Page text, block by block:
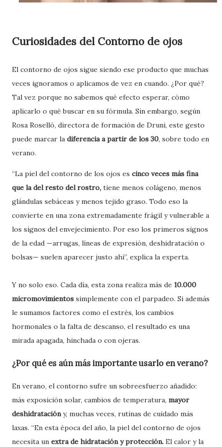
Curiosidades del Contorno de ojos
El contorno de ojos sigue siendo ese producto que muchas
veces ignoramos o aplicamos de vez en cuando. ¿Por qué?
Tal vez porque no sabemos qué efecto esperar, cómo
aplicarlo o qué buscar en su fórmula. Sin embargo, según
Rosa Roselló, directora de formación de Druni, este gesto
puede marcar la diferencia a partir de los 30, sobre todo en
verano.
“La piel del contorno de los ojos es cinco veces más fina
que la del resto del rostro, tiene menos colágeno, menos
glándulas sebáceas y menos tejido graso. Todo eso la
convierte en una zona extremadamente frágil y vulnerable a
los signos del envejecimiento. Por eso los primeros signos
de la edad —arrugas, líneas de expresión, deshidratación o
bolsas— suelen aparecer justo ahí”, explica la experta.
Y no solo eso. Cada día, esta zona realiza más de 10.000
micromovimientos simplemente con el parpadeo. Si además
le sumamos factores como el estrés, los cambios
hormonales o la falta de descanso, el resultado es una
mirada apagada, hinchada o con ojeras.
¿Por qué es aún más importante usarlo en verano?
En verano, el contorno sufre un sobreesfuerzo añadido:
más exposición solar, cambios de temperatura, mayor
deshidratacióny, muchas veces, rutinas de cuidado más
laxas. “En esta época del año, la piel del contorno de ojos
necesita un extra de hidratación y protección. El calor y la